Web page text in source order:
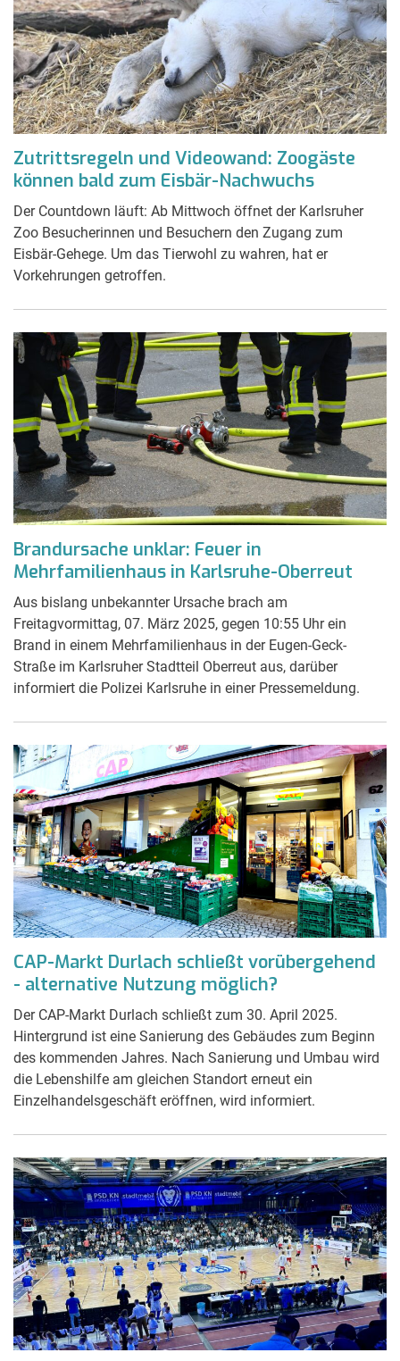
Zutrittsregeln und Videowand: Zoogäste
können bald zum Eisbär-Nachwuchs
Der Countdown läuft: Ab Mittwoch öffnet der Karlsruher
Zoo Besucherinnen und Besuchern den Zugang zum
Eisbär-Gehege. Um das Tierwohl zu wahren, hat er
Vorkehrungen getroffen.
Brandursache unklar: Feuer in
Mehrfamilienhaus in Karlsruhe-Oberreut
Aus bislang unbekannter Ursache brach am
Freitagvormittag, 07. März 2025, gegen 10:55 Uhr ein
Brand in einem Mehrfamilienhaus in der Eugen-Geck-
Straße im Karlsruher Stadtteil Oberreut aus, darüber
informiert die Polizei Karlsruhe in einer Pressemeldung.
CAP-Markt Durlach schließt vorübergehend
- alternative Nutzung möglich?
Der CAP-Markt Durlach schließt zum 30. April 2025.
Hintergrund ist eine Sanierung des Gebäudes zum Beginn
des kommenden Jahres. Nach Sanierung und Umbau wird
die Lebenshilfe am gleichen Standort erneut ein
Einzelhandelsgeschäft eröffnen, wird informiert.